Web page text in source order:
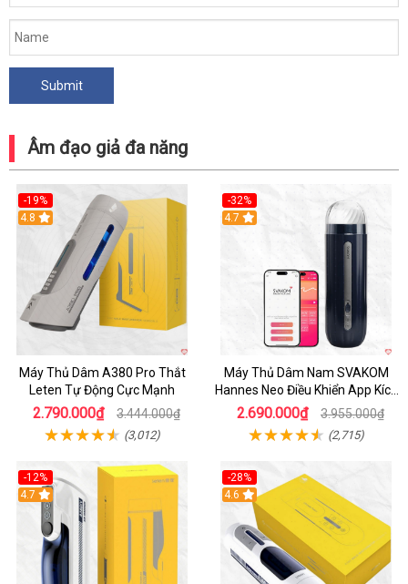
Âm đạo giả đa năng
-19%
Hot
4.8
Máy Thủ Dâm A380 Pro Thắt
Leten Tự Động Cực Mạnh
2.790.000₫ 3.444.000₫
(3,012)
-32%
Hot
4.7
Máy Thủ Dâm Nam SVAKOM
Hannes Neo Điều Khiển App Kích
Thích
2.690.000₫ 3.955.000₫
(2,715)
-12%
Hot
4.7
-28%
Hot
4.6